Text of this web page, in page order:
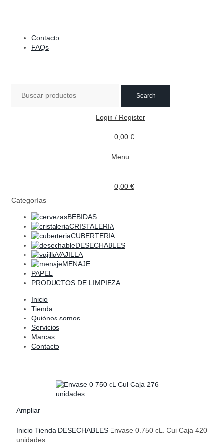
Contacto
FAQs
Search
Login / Register
0,00 €
Menu
0,00 €
Categorías
BEBIDAS
CRISTALERIA
CUBERTERIA
DESECHABLES
VAJILLA
MENAJE
PAPEL
PRODUCTOS DE LIMPIEZA
Inicio
Tienda
Quiénes somos
Servicios
Marcas
Contacto
Ampliar
Inicio Tienda DESECHABLES Envase 0.750 cL. Cui Caja 420
unidades